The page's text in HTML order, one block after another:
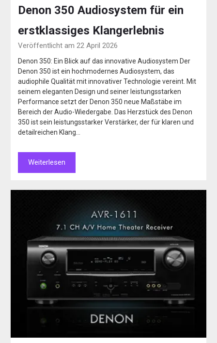
Denon 350 Audiosystem für ein
erstklassiges Klangerlebnis
Veröffentlicht am 22 April 2026
Denon 350: Ein Blick auf das innovative Audiosystem Der
Denon 350 ist ein hochmodernes Audiosystem, das
audiophile Qualität mit innovativer Technologie vereint. Mit
seinem eleganten Design und seiner leistungsstarken
Performance setzt der Denon 350 neue Maßstäbe im
Bereich der Audio-Wiedergabe. Das Herzstück des Denon
350 ist sein leistungsstarker Verstärker, der für klaren und
detailreichen Klang…
Weiterlesen